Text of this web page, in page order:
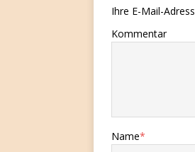
Ihre E-Mail-
Kommentar
Name*